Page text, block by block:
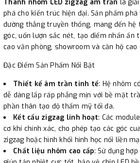
Thanh nhôm LED zigzag âm trần là
phá cho kiến trúc hiện đại. Sản phẩm
đường thẳng truyền thống, mang đến hệ
góc, uốn lượn sắc nét, tạo điểm nhấn ấn
cao văn phòng, showroom và căn hộ cao
Đặc Điểm Sản Phẩm Nổi Bật
Thiết kế âm trần tinh tế: Hệ nhôm
dễ dàng lấp ráp phẳng mịn với bề mặt
phần thân tạo độ thẩm mỹ tối đa.
Kết cấu zigzag linh hoạt: Các
cơ khí chính xác, cho phép tạo các góc
zigzag hoặc hình khối hình học nối liền
Chất liệu nhôm cao cấp: Sử dụng